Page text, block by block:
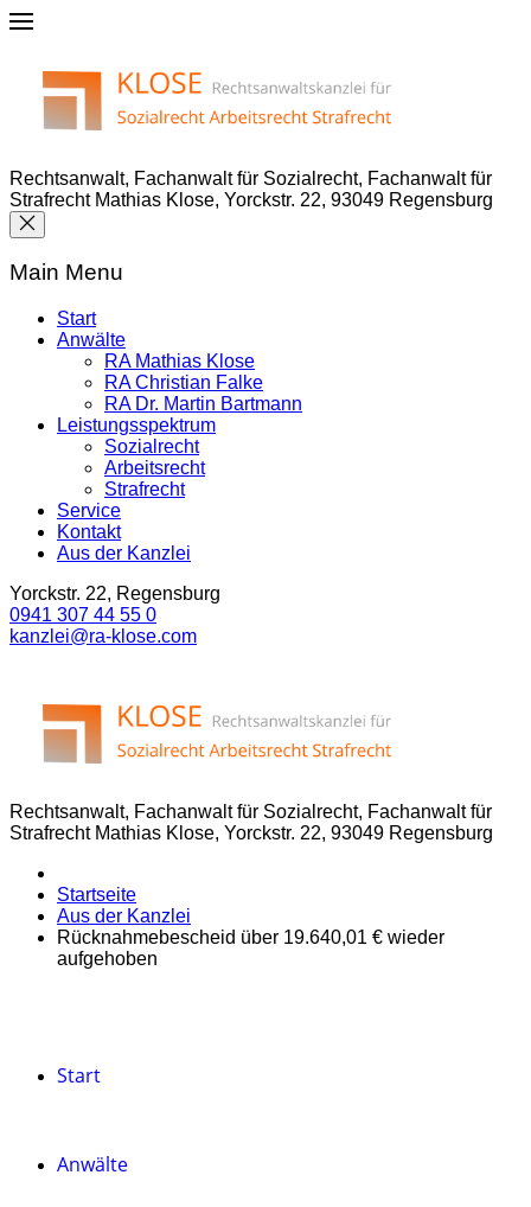
Rechtsanwalt, Fachanwalt für Sozialrecht, Fachanwalt für
Strafrecht Mathias Klose, Yorckstr. 22, 93049 Regensburg
Main Menu
Start
Anwälte
RA Mathias Klose
RA Christian Falke
RA Dr. Martin Bartmann
Leistungsspektrum
Sozialrecht
Arbeitsrecht
Strafrecht
Service
Kontakt
Aus der Kanzlei
Yorckstr. 22, Regensburg
0941 307 44 55 0
kanzlei@ra-klose.com
Rechtsanwalt, Fachanwalt für Sozialrecht, Fachanwalt für
Strafrecht Mathias Klose, Yorckstr. 22, 93049 Regensburg
Startseite
Aus der Kanzlei
Rücknahmebescheid über 19.640,01 € wieder
aufgehoben
Start
Anwälte